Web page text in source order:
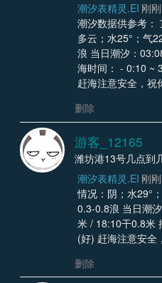
潮汐表精灵.EI 刚刚
潮汐数据供参考：
多云；水25°；气
浪 当日潮汐：
海时间： - 0:10 ~
赶海注意安全，祝
删除
游客_12165
潍坊港13号几点到
潮汐表精灵.EI 刚刚
情况：阴；水29°
0.3-0.8浪 当日潮
米 / 18:10干0.8米
(好) 赶海注意安全
删除